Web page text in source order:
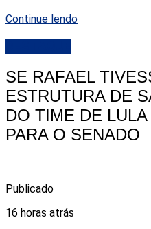
Continue lendo
SE RAFAEL
ESTRUTURA DE
DO TIME DE
PARA O SENADO
Publicado
16 horas atrás